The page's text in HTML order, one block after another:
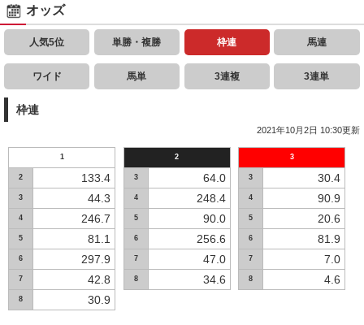
オッズ
人気5位 単勝・複勝 枠連 馬連
ワイド 馬単 3連複 3連単
枠連
2021年10月2日 10:30更新
1
2 133.4
3 44.3
4 246.7
5 81.1
6 297.9
7 42.8
8 30.9
2
3 64.0
4 248.4
5 90.0
6 256.6
7 47.0
8 34.6
3
3 30.4
4 90.9
5 20.6
6 81.9
7 7.0
8 4.6